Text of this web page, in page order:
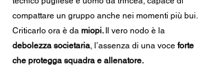
compattare un gruppo anche nei momenti più bui.
Criticarlo ora è da miopi. Il vero nodo è la
debolezza societaria , l’assenza di una voce forte
che protegga squadra e allenatore.